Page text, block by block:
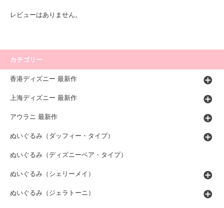
レビューはありません。
カテゴリー
香港ディズニー 最新作
上海ディズニー 最新作
アウラニ 最新作
ぬいぐるみ（ダッフィー・タイプ）
ぬいぐるみ（ディズニーベア・タイプ）
ぬいぐるみ（シェリーメイ）
ぬいぐるみ（ジェラトーニ）